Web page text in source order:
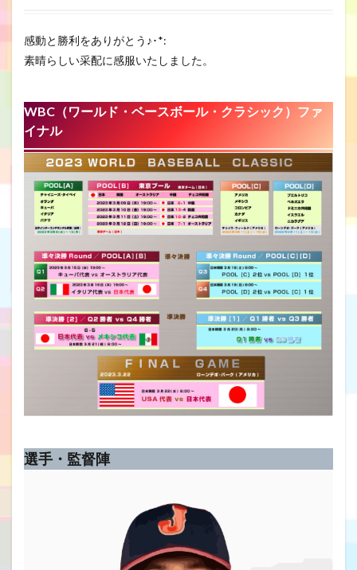
感動と勝利をありがとう♪･*:
素晴らしい采配に感服いたしました。
WBC（ワールド・ベースボール・クラシック ）ファ
イナル
選手・監督陣